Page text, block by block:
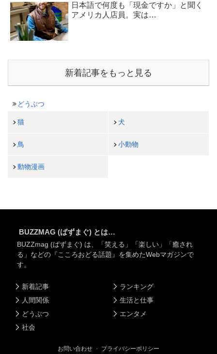
日本語で何度も「現金ですか」と聞く
アメリカ人店員。実は…
新着記事をもっと見る
どうぶつ
猫 犬
鳥 小動物
動物漫画
BUZZMAG (ばずまぐ) とは…
BUZZmag (ばずまぐ) は、「笑える」「楽しい」「癒され
る」などの『こころおどる話題』を集めたWebマガジンで
す。
新着記事
人間関係
どうぶつ
社会
ランキング
生活と仕事
エンタメ
お問い合わせ ・ プライバシーポリシー